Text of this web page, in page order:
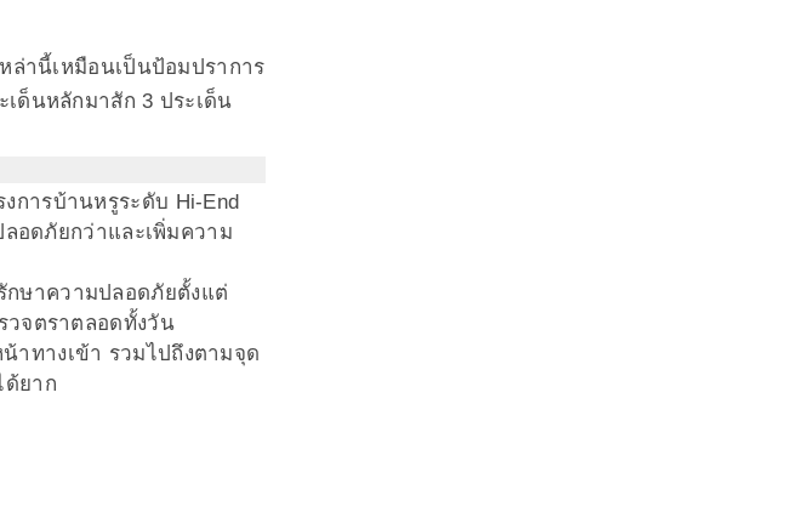
ล่านี้เหมือนเป็นป้อมปราการ
ด็นหลักมาสัก 3 ประเด็น
การบ้านหรูระดับ Hi-End
ลอดภัยกว่าและเพิ่มความ
กษาความปลอดภัยตั้งแต่
วจตราตลอดทั้งวัน
น้าทางเข้า รวมไปถึงตามจุด
ด้ยาก